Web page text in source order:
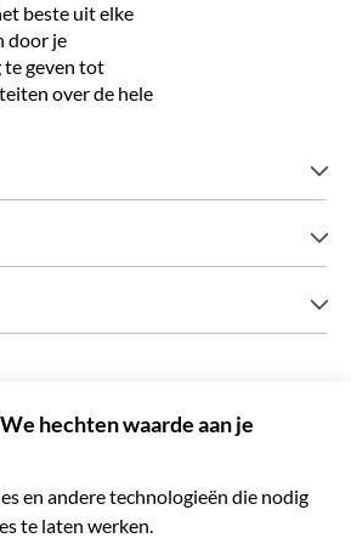
beste uit elke
door je
te geven tot
over de hele
Partner